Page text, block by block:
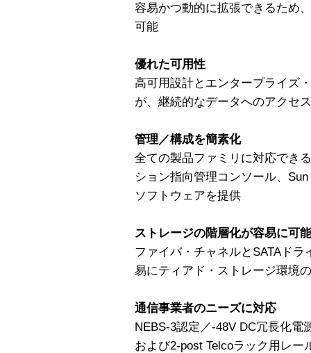
容易かつ動的に拡張できるため
可能
優れた可用性
高可用設計とエンタープライズ
が、継続的なデータへのアクセ
管理／構成を簡素化
全ての製品ファミリに対応でき
ション指向管理コンソール、
ソフトウェアを提供
ストレージの階層化が容易に可能
ファイバ・チャネルとSATAド
易にティアド・ストレージ環境
通信事業者のニーズに対応
NEBS-3認定／-48V DC冗長化電
および2-post Telcoラック用レ